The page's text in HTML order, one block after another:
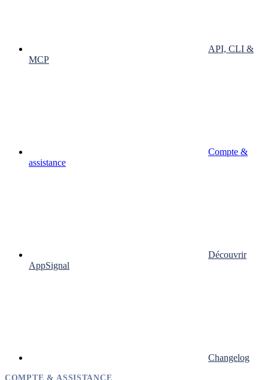
API, CLI &
MCP
Compte &
assistance
Découvrir
AppSignal
Changelog
COMPTE & ASSISTANCE